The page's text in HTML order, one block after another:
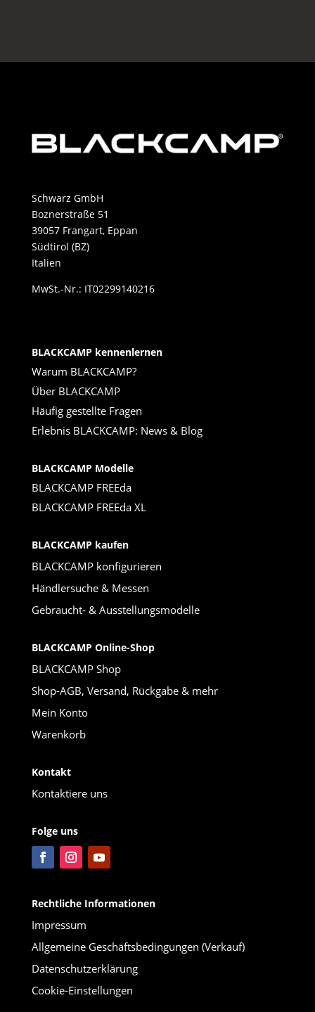
Schwarz GmbH
Boznerstraße 51
39057 Frangart, Eppan
Südtirol (BZ)
Italien
MwSt.-Nr.: IT02299140216
BLACKCAMP kennenlernen
Warum BLACKCAMP?
Über BLACKCAMP
Häufig gestellte Fragen
Erlebnis BLACKCAMP: News & Blog
BLACKCAMP Modelle
BLACKCAMP FREEda
BLACKCAMP FREEda XL
BLACKCAMP kaufen
BLACKCAMP konfigurieren
Händlersuche & Messen
Gebraucht- & Ausstellungsmodelle
BLACKCAMP Online-Shop
BLACKCAMP Shop
Shop-AGB, Versand, Rückgabe & mehr
Mein Konto
Warenkorb
Kontakt
Kontaktiere uns
Folge uns
Rechtliche Informationen
Impressum
Allgemeine Geschäftsbedingungen (Verkauf)
Datenschutzerklärung
Cookie-Einstellungen